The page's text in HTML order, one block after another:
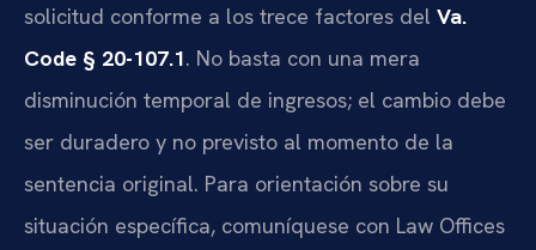
solicitud conforme a los trece factores del Va.
Code § 20-107.1. No basta con una mera
disminución temporal de ingresos; el cambio debe
ser duradero y no previsto al momento de la
sentencia original. Para orientación sobre su
situación específica, comuníquese con Law Offices